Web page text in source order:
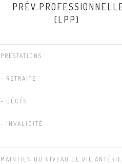
(LPP)
PRESTATIONS :
– RETRAITE
– DÉCÈS
– INVALIDITÉ
MAINTIEN DU NIVEAU DE VIE